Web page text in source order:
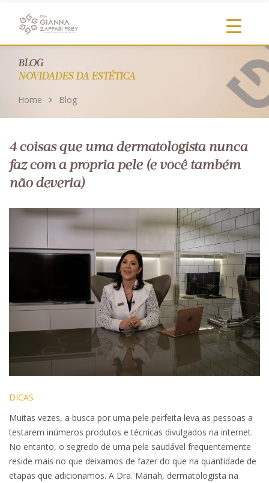
BLOG
NOVIDADES DA ESTÉTICA
Home Blog
4 coisas que uma dermatologista nunca
faz com a própria pele (e você também
não deveria)
DICAS
Muitas vezes, a busca por uma pele perfeita leva as pessoas a
testarem inúmeros produtos e técnicas divulgados na internet.
No entanto, o segredo de uma pele saudável frequentemente
reside mais no que deixamos de fazer do que na quantidade de
etapas que adicionamos. A Dra. Mariah, dermatologista na